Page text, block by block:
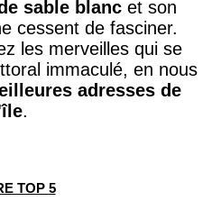
sable blancet son
cessent de fasciner.
les merveilles qui se
immaculé, en nous
adresses de
.
TOP 5